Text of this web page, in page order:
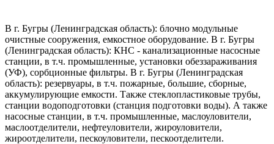
В г. Бугры (Ленинградская область): блочно модульные
очистные сооружения, емкостное оборудование. В г. Бугры
(Ленинградская область): КНС - канализационные насосные
станции, в т.ч. промышленные, установки обеззараживания
(УФ), сорбционные фильтры. В г. Бугры (Ленинградская
область): резервуары, в т.ч. пожарные, большие, сборные,
аккумулирующие емкости. Также стеклопластиковые трубы,
станции водоподготовки (станция подготовки воды). А также
насосные станции, в т.ч. промышленные, маслоуловители,
маслоотделители, нефтеуловители, жироуловители,
жироотделители, пескоуловители, пескоотделители.